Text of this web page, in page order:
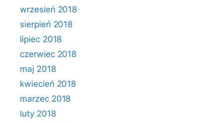
wrzesień 2018
sierpień 2018
lipiec 2018
czerwiec 2018
maj 2018
kwiecień 2018
marzec 2018
luty 2018